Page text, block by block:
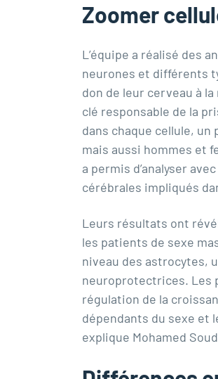
Zoomer
L’équipe a réalisé des
neurones et différents
don de leur cerveau à
clé responsable de la
dans chaque cellule,
mais aussi hommes et
a permis d’analyser
cérébrales impliqués
Leurs résultats ont
les patients de sexe
niveau des astrocytes,
neuroprotectrices. Les
régulation de la
dépendants du sexe et
explique Mohamed